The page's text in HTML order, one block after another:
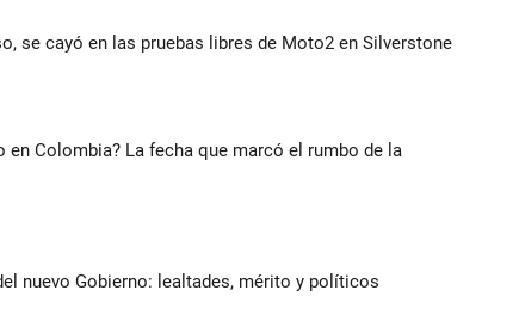
se cayó en las pruebas libres de Moto2 en Silverstone
en Colombia? La fecha que marcó el rumbo de la
nuevo Gobierno: lealtades, mérito y políticos